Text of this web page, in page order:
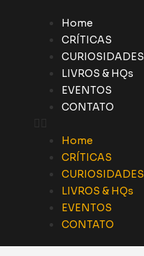
Home
CRÍTICAS
CURIOSIDADES
LIVROS & HQs
EVENTOS
CONTATO
Home
CRÍTICAS
CURIOSIDADES
LIVROS & HQs
EVENTOS
CONTATO